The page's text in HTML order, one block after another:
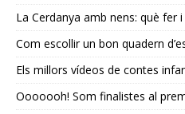
La Cerdanya amb nens: què fer
Com escollir un bon quadern
Els millors vídeos de contes
Ooooooh! Som finalistes al